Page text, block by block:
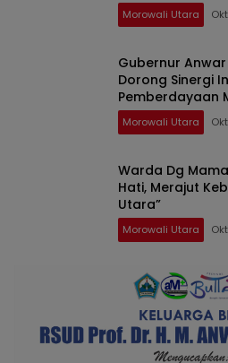
Morowali Utara
Gubernur Anwar
Dorong Sinergi
Pemberdayaan
Utara
Morowali Utara
Warda Dg
Hati, Merajut
Utara”
Morowali Utara